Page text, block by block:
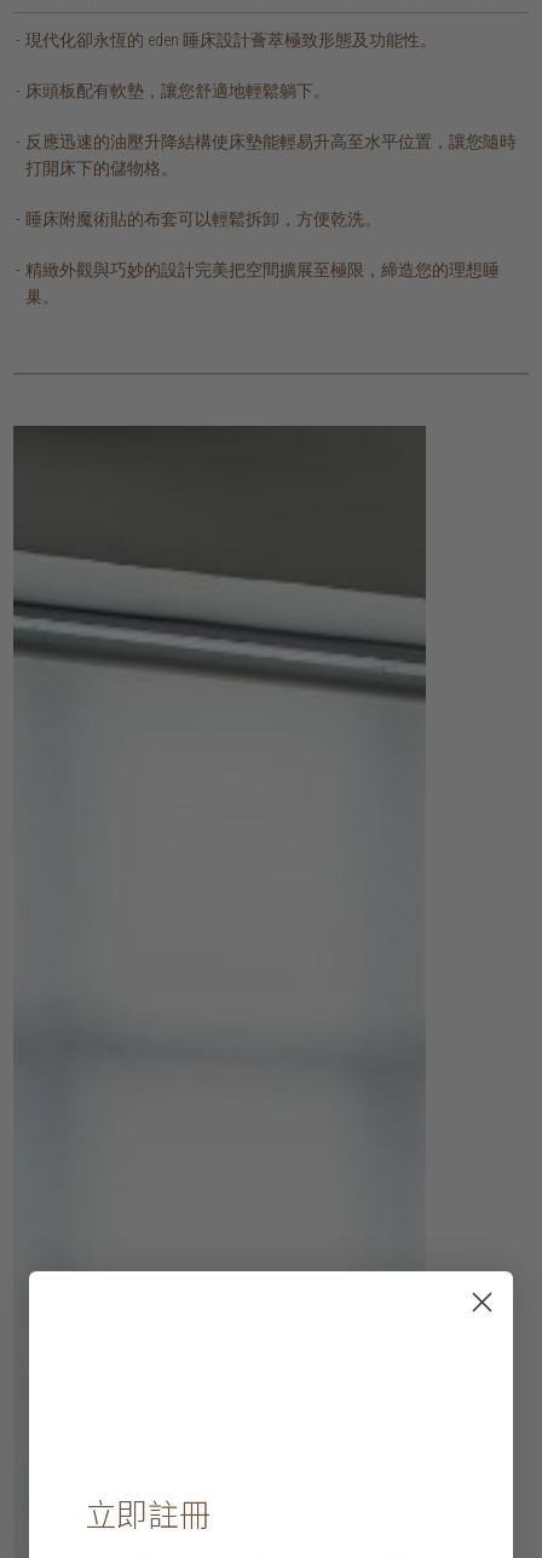
現代化卻永恆的 eden 睡床設計薈萃極致形態及功能性。
床頭板配有軟墊，讓您舒適地輕鬆躺下。
反應迅速的油壓升降結構使床墊能輕易升高至水平位置，讓您隨時
打開床下的儲物格。
睡床附魔術貼的布套可以輕鬆拆卸，方便乾洗。
精緻外觀與巧妙的設計完美把空間擴展至極限，締造您的理想睡
巢。
立即註冊